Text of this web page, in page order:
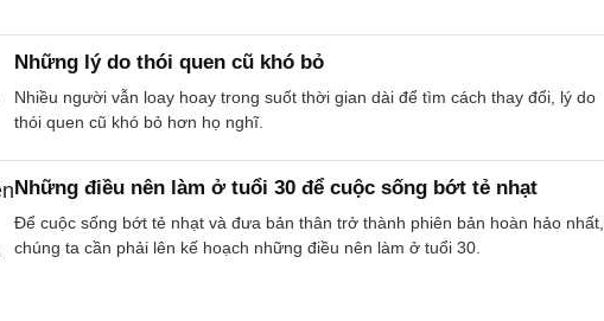
Những lý do thói quen cũ khó bỏ
Nhiều người vẫn loay hoay trong suốt thời gian dài để tìm cách thay đổi, lý do
thói quen cũ khó bỏ hơn họ nghĩ.
Những điều nên làm ở tuổi 30 để cuộc sống bớt tẻ nhạt
Để cuộc sống bớt tẻ nhạt và đưa bản thân trở thành phiên bản hoàn hảo nhất,
chúng ta cần phải lên kế hoạch những điều nên làm ở tuổi 30.